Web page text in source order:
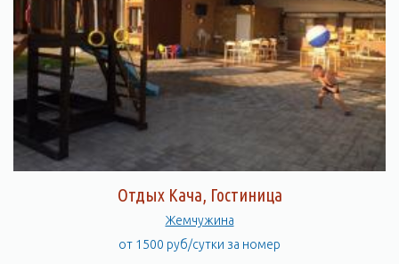
Отдых Кача, Гостиница
Жемчужина
от 1500 руб/сутки за номер